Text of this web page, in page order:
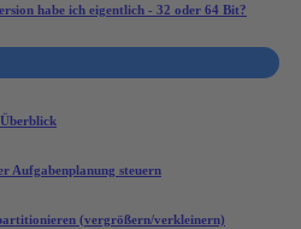
habe ich eigentlich - 32 oder 64 Bit?
Aufgabenplanung steuern
(vergrößern/verkleinern)